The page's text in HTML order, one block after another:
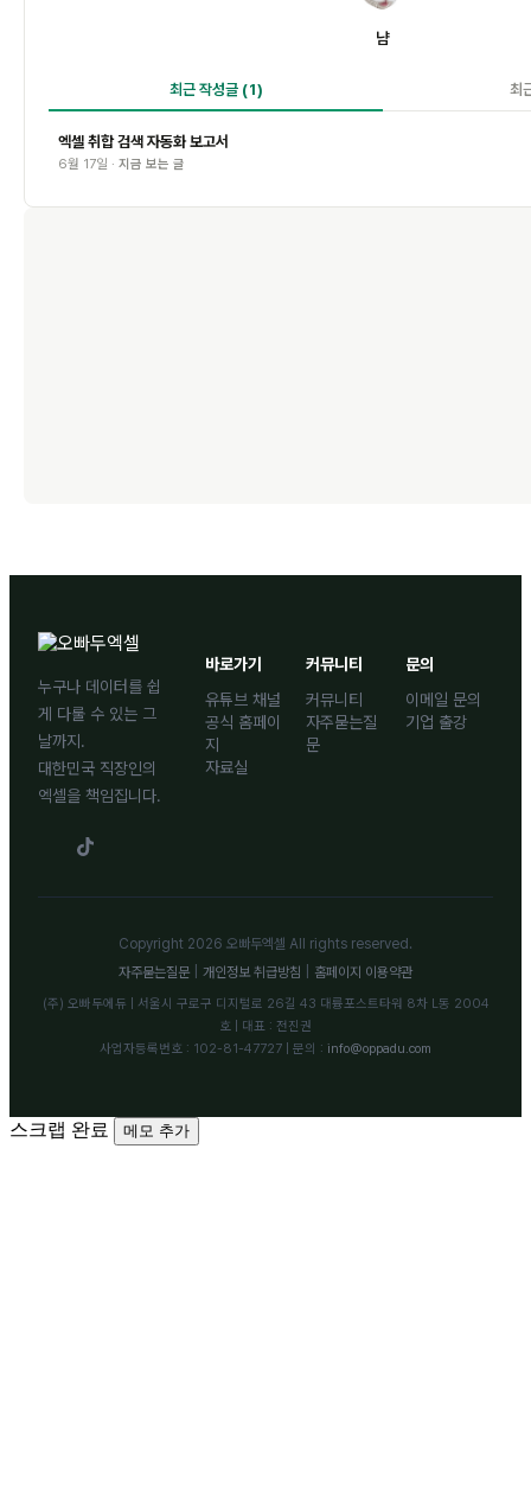
냠
최근 작성글 (1) 최
엑셀 취합 검색 자동화 보고서
6월 17일 · 지금 보는 글
누구나 데이터를 쉽
게 다룰 수 있는 그
날까지.
대한민국 직장인의
엑셀을 책임집니다.
바로가기
유튜브 채널
공식 홈페이
지
자료실
커뮤니티
커뮤니티
자주묻는질
문
문의
이메일 문의
기업 출강
Copyright 2026 오빠두엑셀 All rights reserved.
자주묻는질문
개인정보 취급방침 홈페이지 이용약관
(주) 오빠두에듀 | 서울시 구로구 디지털로 26길 43 대륭포스트타워 8차 L동 2004
호 | 대표 : 전진권
사업자등록번호 : 102-81-47727 | 문의 : info@oppadu.com
스크랩 완료 메모 추가